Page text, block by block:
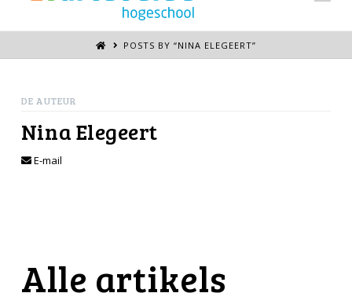
POSTS BY “NINA ELEGEERT”
DE AUTEUR
Nina Elegeert
E-mail
Alle artikels